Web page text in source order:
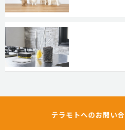
テラモトへのお問い